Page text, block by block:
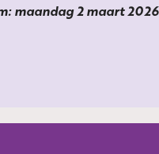
maandag 2 maart 2026